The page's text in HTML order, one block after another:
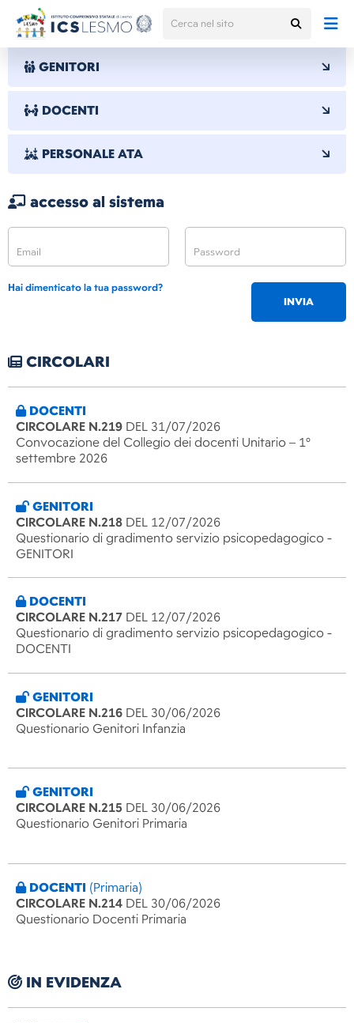
GENITORI
DOCENTI
PERSONALE ATA
accesso al sistema
Hai dimenticato la tua password?
INVIA
CIRCOLARI
DOCENTI
CIRCOLARE N.219 DEL 31/07/2026
Convocazione del Collegio dei docenti Unitario – 1°
settembre 2026
GENITORI
CIRCOLARE N.218 DEL 12/07/2026
Questionario di gradimento servizio psicopedagogico -
GENITORI
DOCENTI
CIRCOLARE N.217 DEL 12/07/2026
Questionario di gradimento servizio psicopedagogico -
DOCENTI
GENITORI
CIRCOLARE N.216 DEL 30/06/2026
Questionario Genitori Infanzia
GENITORI
CIRCOLARE N.215 DEL 30/06/2026
Questionario Genitori Primaria
DOCENTI (Primaria)
CIRCOLARE N.214 DEL 30/06/2026
Questionario Docenti Primaria
IN EVIDENZA